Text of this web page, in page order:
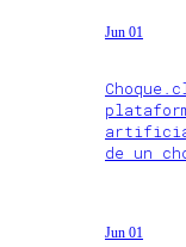
Jun 01
de un
Jun 01